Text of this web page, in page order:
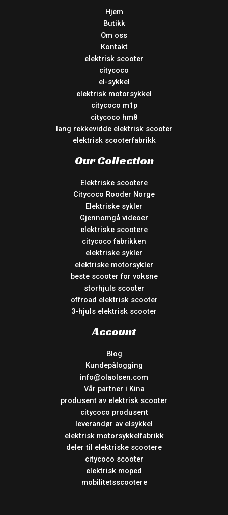
Hjem
Butikk
Om oss
Kontakt
elektrisk scooter
citycoco
el-sykkel
elektrisk motorsykkel
citycoco m1p
citycoco hm8
lang rekkevidde elektrisk scooter
elektrisk scooterfabrikk
Our Collection
Elektriske scootere
Citycoco Rooder Norge
Elektriske sykler
Gjennomgå videoer
elektriske scootere
citycoco fabrikken
elektriske sykler
elektriske motorsykler
beste scooter for voksne
storhjuls scooter
offroad elektrisk scooter
3-hjuls elektrisk scooter
Account
Blog
Kundepålogging
info@olaolsen.com
Vår partner i Kina
produsent av elektrisk scooter
citycoco produsent
leverandør av elsykkel
elektrisk motorsykkelfabrikk
deler til elektriske scootere
citycoco scooter
elektrisk moped
mobilitetsscootere